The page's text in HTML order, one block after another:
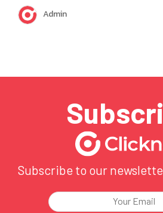
ตำแหน่ง Business Analyst หรือเรียกสั้
ให้ฟังว่าตำแหน่งนี้ทำงานอะไรบ้าง (สดใ
Admin
Subscribe to our